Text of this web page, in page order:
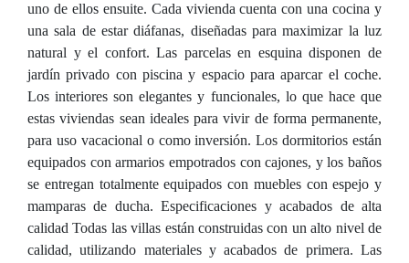
uno de ellos ensuite. Cada vivienda cuenta con una cocina y
una sala de estar diáfanas, diseñadas para maximizar la luz
natural y el confort. Las parcelas en esquina disponen de
jardín privado con piscina y espacio para aparcar el coche.
Los interiores son elegantes y funcionales, lo que hace que
estas viviendas sean ideales para vivir de forma permanente,
para uso vacacional o como inversión. Los dormitorios están
equipados con armarios empotrados con cajones, y los baños
se entregan totalmente equipados con muebles con espejo y
mamparas de ducha. Especificaciones y acabados de alta
calidad Todas las villas están construidas con un alto nivel de
calidad, utilizando materiales y acabados de primera. Las